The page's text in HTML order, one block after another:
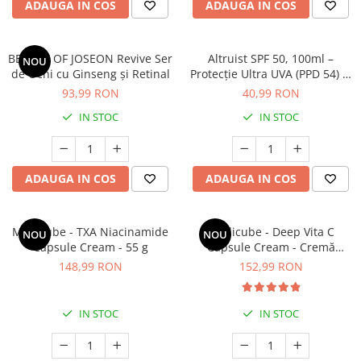
Tranzit intestinal
Colesterol & tensiune
Sănătatea copiilor
Performanta sportiva
Sanatate Orala
Alergii
Îngrijirea Tenului
Seruri
Creme cu SPF
Demachiante
Geluri de curățare
Ape micelare
Măști pentru față
Creme pentru ochi
Balsam buze
Îngrijirea Corpului
Uleiuri de corp
Colagen
Creatina
Crom
Curcumin (Turmeric)
Fier
Garcinia
Ghimbir
Ginkgo biloba
L-Arginina
Zinc Bisglicinat
ADAUGA IN COS ADAUGA IN COS
NOU
BEAUTY OF JOSEON Revive Ser
de Ochi cu Ginseng și Retinal
93,99 RON
IN STOC
ADAUGA IN COS
Altruist SPF 50, 100ml –
Protecție Ultra UVA (PPD 54) și
Sănătatea Pielii
40,99 RON
IN STOC
ADAUGA IN COS
NOU
Medicube - TXA Niacinamide
Capsule Cream - 55 g
148,99 RON
IN STOC
NOU
Medicube - Deep Vita C
Capsule Cream - Cremă
facială iluminatoare și
152,99 RON
IN STOC